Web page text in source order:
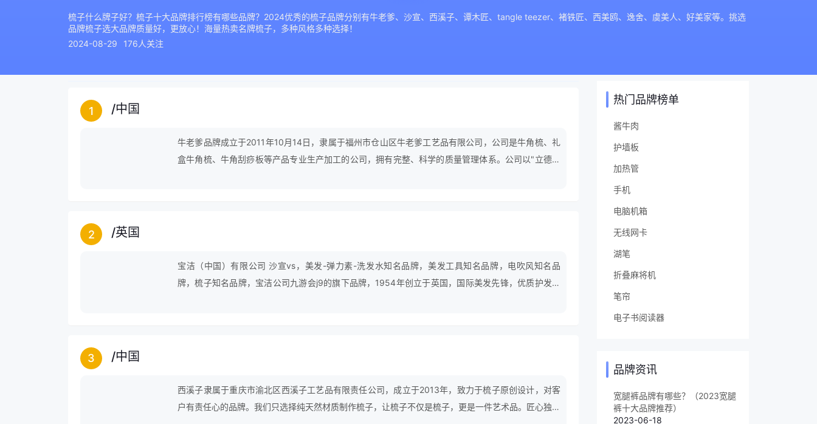
梳子什么牌子好？梳子十大品牌排行榜有哪些品牌？2024优秀的梳子品牌分别有牛老爹、沙宣、西溪子、谭木匠、tangle teezer、褚铁匠、西美鸥、逸舍、虞美人、好美家等。挑选
品牌梳子选大品牌质量好，更放心！海量热卖名牌梳子，多种风格多种选择！
2024-08-29
176人关注
1 /中国
牛老爹品牌成立于2011年10月14日，隶属于福州市仓山区牛老爹工艺品有限公司，公司是牛角梳、礼
盒牛角梳、牛角刮痧板等产品专业生产加工的公司，拥有完整、科学的质量管理体系。公司以"立德、
2 /英国
宝洁（中国）有限公司 沙宣vs，美发-弹力素-洗发水知名品牌，美发工具知名品牌，电吹风知名品
牌，梳子知名品牌，宝洁公司九游会j9的旗下品牌，1954年创立于英国，国际美发先锋，优质护发、
3 /中国
西溪子隶属于重庆市渝北区西溪子工艺品有限责任公司，成立于2013年，致力于梳子原创设计，对客
户有责任心的品牌。我们只选择纯天然材质制作梳子，让梳子不仅是梳子，更是一件艺术品。匠心独运
热门品牌榜单
酱牛肉
护墙板
加热管
手机
电脑机箱
无线网卡
湖笔
折叠麻将机
笔帘
电子书阅读器
品牌资讯
宽腿裤品牌有哪些？（2023宽腿
裤十大品牌推荐）
2023-06-18